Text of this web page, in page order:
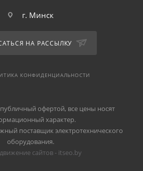
г. Минск
НА РАССЫЛКУ
КОНФИДЕНЦИАЛЬНОСТИ
публичный офертой, все цены носят
характер.
поставщик электротехнического
оборудования.
сайтов - itseo.by